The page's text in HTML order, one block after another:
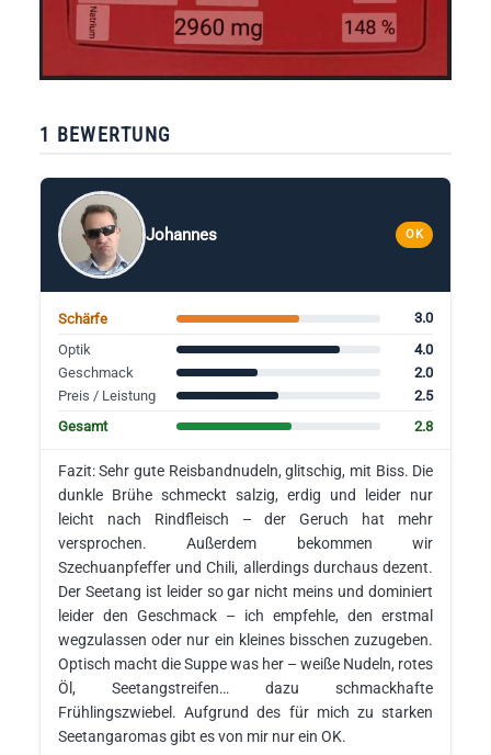
1 BEWERTUNG
Johannes OK
Schärfe
3.0
Optik
4.0
Geschmack
2.0
Preis / Leistung
2.5
Gesamt
2.8
Fazit: Sehr gute Reisbandnudeln, glitschig, mit Biss. Die
dunkle Brühe schmeckt salzig, erdig und leider nur
leicht nach Rindfleisch – der Geruch hat mehr
versprochen. Außerdem bekommen wir
Szechuanpfeffer und Chili, allerdings durchaus dezent.
Der Seetang ist leider so gar nicht meins und dominiert
leider den Geschmack – ich empfehle, den erstmal
wegzulassen oder nur ein kleines bisschen zuzugeben.
Optisch macht die Suppe was her – weiße Nudeln, rotes
Öl, Seetangstreifen… dazu schmackhafte
Frühlingszwiebel. Aufgrund des für mich zu starken
Seetangaromas gibt es von mir nur ein OK.